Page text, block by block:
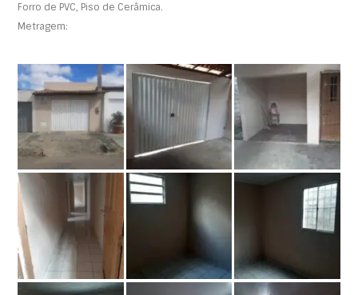
Forro de PVC, Piso de Cerâmica.
Metragem: